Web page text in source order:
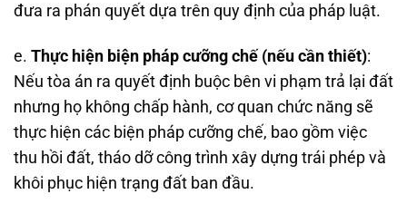
đưa ra phán quyết dựa trên quy định của pháp luật.
e. Thực hiện biện pháp cưỡng chế (nếu cần thiết):
Nếu tòa án ra quyết định buộc bên vi phạm trả lại đất
nhưng họ không chấp hành, cơ quan chức năng sẽ
thực hiện các biện pháp cưỡng chế, bao gồm việc
thu hồi đất, tháo dỡ công trình xây dựng trái phép và
khôi phục hiện trạng đất ban đầu.